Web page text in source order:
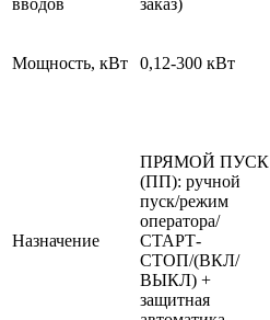
Мощность, кВт 0,12-300 кВт
Назначение
ПРЯМОЙ ПУСК
(ПП): ручной
пуск/режим
оператора/
СТАРТ-
СТОП/(ВКЛ/
ВЫКЛ) +
защитная